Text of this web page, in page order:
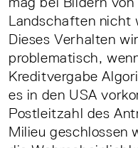
Landschaften nicht
Dieses Verhalten
problematisch,
Kreditvergabe
es in den USA
Postleitzahl des
Milieu geschlossen